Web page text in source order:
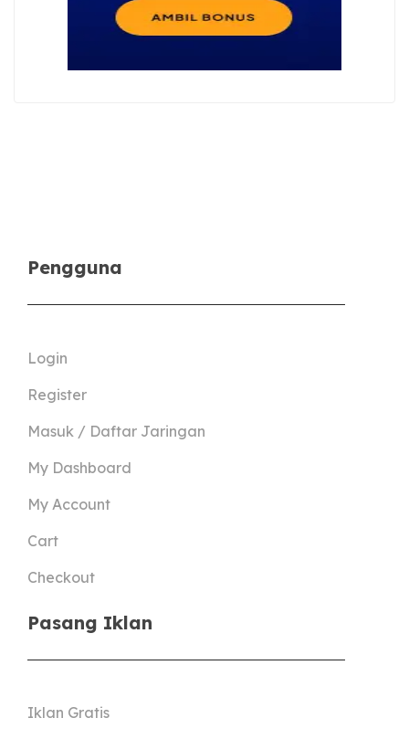
Pengguna
Login
Register
Masuk / Daftar Jaringan
My Dashboard
My Account
Cart
Checkout
Pasang Iklan
Iklan Gratis